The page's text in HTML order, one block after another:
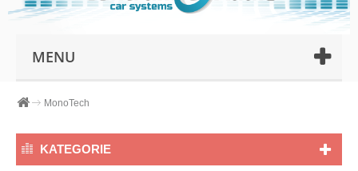
MENU
MonoTech
KATEGORIE